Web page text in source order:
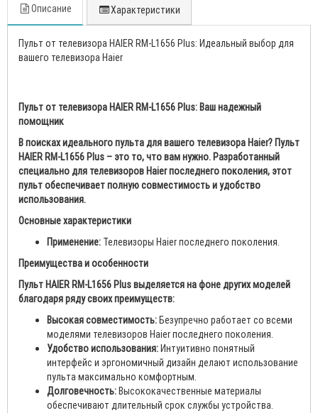
Описание Характеристики
Пульт от телевизора HAIER RM-L1656 Plus: Идеальный выбор для
вашего телевизора Haier
Пульт от телевизора HAIER RM-L1656 Plus: Ваш надежный
помощник
В поисках идеального пульта для вашего телевизора Haier? Пульт
HAIER RM-L1656 Plus – это то, что вам нужно. Разработанный
специально для телевизоров Haier последнего поколения, этот
пульт обеспечивает полную совместимость и удобство
использования.
Основные характеристики
Применение: Телевизоры Haier последнего поколения.
Преимущества и особенности
Пульт HAIER RM-L1656 Plus выделяется на фоне других моделей
благодаря ряду своих преимуществ:
Высокая совместимость:Безупречно работает со всеми
моделями телевизоров Haier последнего поколения.
Удобство использования:Интуитивно понятный
интерфейс и эргономичный дизайн делают использование
пульта максимально комфортным.
Долговечность:Высококачественные материалы
обеспечивают длительный срок службы устройства.